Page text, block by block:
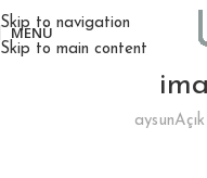
Skip to navigation
Skip to main content
MENÜ
aysun